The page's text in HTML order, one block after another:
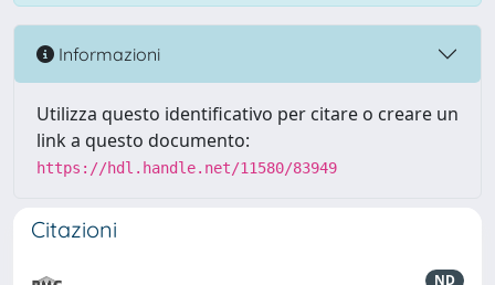
Informazioni
Utilizza questo identificativo per citare o creare un
link a questo documento:
https://hdl.handle.net/11580/83949
Citazioni
ND